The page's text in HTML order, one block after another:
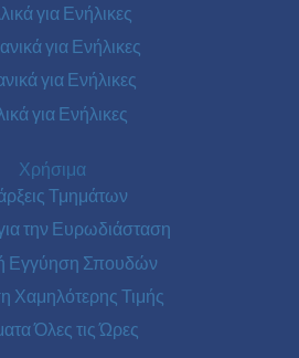
για Ενήλικες
για Ενήλικες
για Ενήλικες
για Ενήλικες
Χρήσιμα
Τμημάτων
την Ευρωδιάσταση
Εγγύηση Σπουδών
Χαμηλότερης Τιμής
Όλες τις Ώρες